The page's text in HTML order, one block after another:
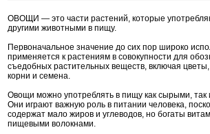
ОВОЩИ — это части растений, которые
другими животными в пищу.
Первоначальное значение до сих пор широко
применяется к растениям в совокупности для
съедобных растительных веществ, включая
корни и семена.
Овощи можно употреблять в пищу как сырыми, так
Они играют важную роль в питании человека,
содержат мало жиров и углеводов, но богаты
пищевыми волокнами.